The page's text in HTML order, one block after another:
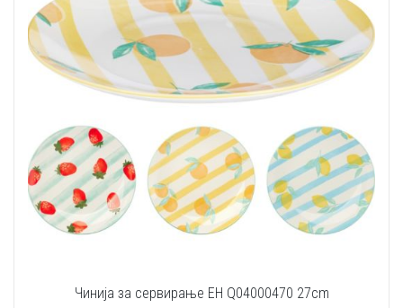
Чинија за сервирање EH Q04000470 27cm